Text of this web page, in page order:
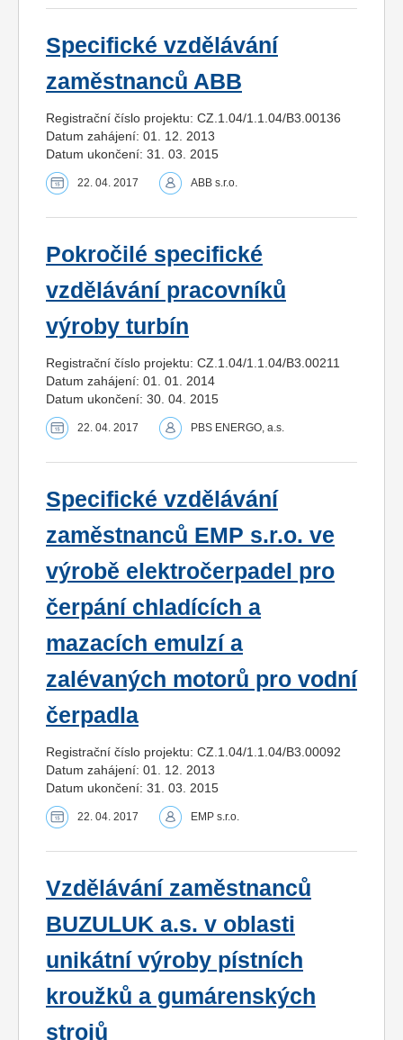
Specifické vzdělávání
zaměstnanců ABB
Registrační číslo projektu: CZ.1.04/1.1.04/B3.00136
Datum zahájení: 01. 12. 2013
Datum ukončení: 31. 03. 2015
22. 04. 2017 ABB s.r.o.
Pokročilé specifické
vzdělávání pracovníků
výroby turbín
Registrační číslo projektu: CZ.1.04/1.1.04/B3.00211
Datum zahájení: 01. 01. 2014
Datum ukončení: 30. 04. 2015
22. 04. 2017 PBS ENERGO, a.s.
Specifické vzdělávání
zaměstnanců EMP s.r.o. ve
výrobě elektročerpadel pro
čerpání chladících a
mazacích emulzí a
zalévaných motorů pro vodní
čerpadla
Registrační číslo projektu: CZ.1.04/1.1.04/B3.00092
Datum zahájení: 01. 12. 2013
Datum ukončení: 31. 03. 2015
22. 04. 2017 EMP s.r.o.
Vzdělávání zaměstnanců
BUZULUK a.s. v oblasti
unikátní výroby pístních
kroužků a gumárenských
strojů